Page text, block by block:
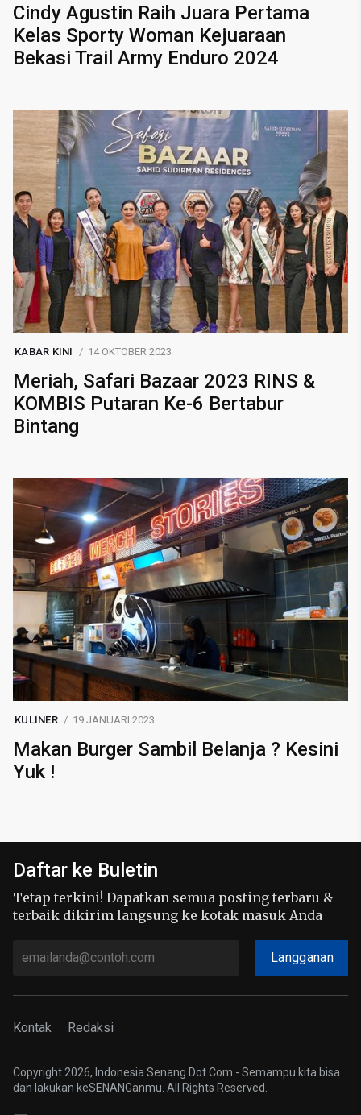
Cindy Agustin Raih Juara Pertama
Kelas Sporty Woman Kejuaraan
Bekasi Trail Army Enduro 2024
KABAR KINI 14 OKTOBER 2023
Meriah, Safari Bazaar 2023 RINS &
KOMBIS Putaran Ke-6 Bertabur
Bintang
KULINER 19 JANUARI 2023
Makan Burger Sambil Belanja ? Kesini
Yuk !
Daftar ke Buletin
Tetap terkini! Dapatkan semua posting terbaru &
terbaik dikirim langsung ke kotak masuk Anda
Langganan
Kontak Redaksi
Copyright 2026, Indonesia Senang Dot Com - Semampu kita bisa
dan lakukan keSENANGanmu. All Rights Reserved.